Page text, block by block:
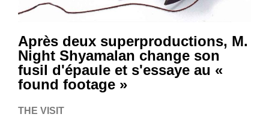
Après deux superproductions, M.
Night Shyamalan change son
fusil d'épaule et s'essaye au «
found footage »
THE VISIT